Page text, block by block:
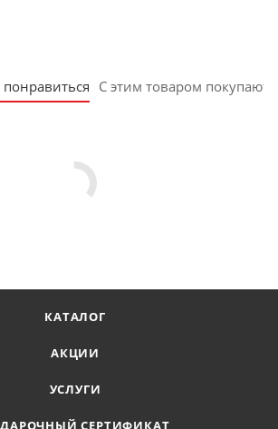
С этим товаром покупают
КАТАЛОГ
АКЦИИ
УСЛУГИ
СЕРТИФИКАТ